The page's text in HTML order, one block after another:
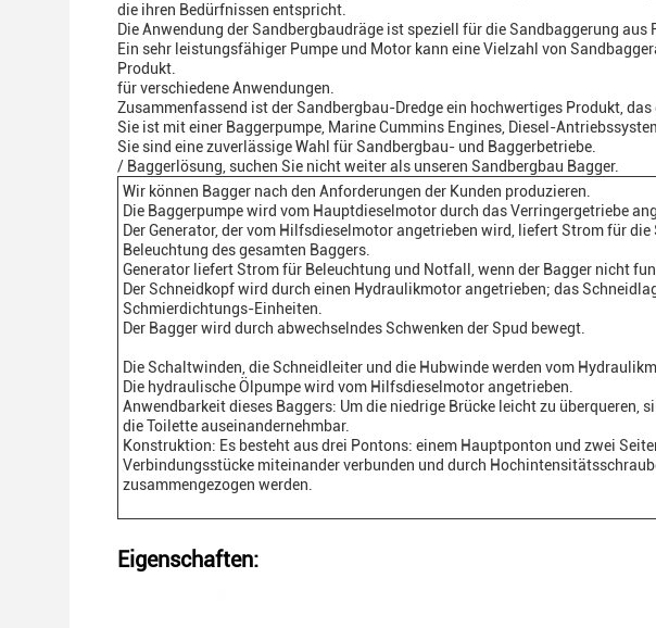
die ihren Bedürfnissen entspricht.
Die Anwendung der Sandbergbaudräge ist speziell für die Sandbaggerung aus
Ein sehr leistungsfähiger Pumpe und Motor kann eine Vielzahl von
Produkt.
für verschiedene Anwendungen.
Zusammenfassend ist der Sandbergbau-Dredge ein hochwertiges Produkt,
Sie ist mit einer Baggerpumpe, Marine Cummins Engines, Diesel-
Sie sind eine zuverlässige Wahl für Sandbergbau- und Baggerbetriebe.
/ Baggerlösung, suchen Sie nicht weiter als unseren Sandbergbau Bagger.
Wir können Bagger nach den Anforderungen der Kunden produzieren.
Die Baggerpumpe wird vom Hauptdieselmotor durch das Verringergetriebe
Der Generator, der vom Hilfsdieselmotor angetrieben wird, liefert Strom für
Beleuchtung des gesamten Baggers.
Generator liefert Strom für Beleuchtung und Notfall, wenn der Bagger nicht
Der Schneidkopf wird durch einen Hydraulikmotor angetrieben; das
Schmierdichtungs-Einheiten.
Der Bagger wird durch abwechselndes Schwenken der Spud bewegt.
Die Schaltwinden, die Schneidleiter und die Hubwinde werden vom
Die hydraulische Ölpumpe wird vom Hilfsdieselmotor angetrieben.
Anwendbarkeit dieses Baggers: Um die niedrige Brücke leicht zu überqueren,
die Toilette auseinandernehmbar.
Konstruktion: Es besteht aus drei Pontons: einem Hauptponton und zwei
Verbindungsstücke miteinander verbunden und durch
zusammengezogen werden.
Eigenschaften: